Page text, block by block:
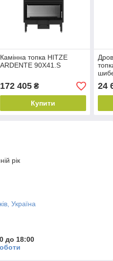
Камінна топка HITZE
ARDENTE 90X41.S
172 405₴
Купити
24
рік
Україна
до 18:00